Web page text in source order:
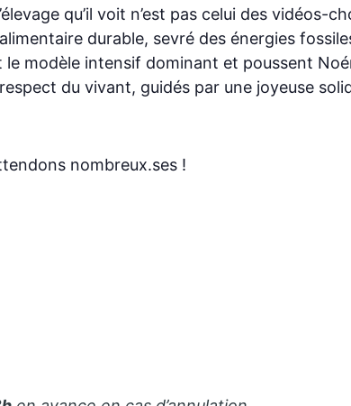
qu’il voit n’est pas celui des vidéos-
durable, sevré des énergies
modèle intensif dominant et poussent
du vivant, guidés par une joyeuse
nombreux.ses !